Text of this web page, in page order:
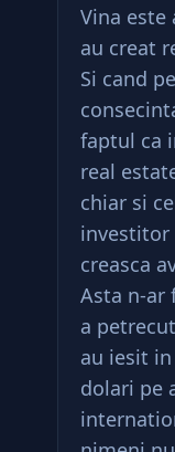
Vina este
au creat
Si cand
faptul ca
real
chiar si
investitor
creasca
Asta n-ar
a
au iesit
dolari pe